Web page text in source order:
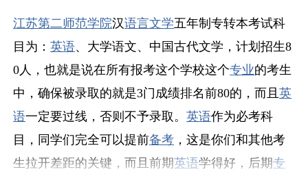
江苏第二师范学院汉语言文学五年制专转本考试科
目为：英语、大学语文、中国古代文学，计划招生8
0人，也就是说在所有报考这个学校这个专业的考生
中，确保被录取的就是3门成绩排名前80的，而且英
语一定要过线，否则不予录取。英语作为必考科
目，同学们完全可以提前备考 ，这是你们和其他考
生拉开差距的关键，而且前期英语学得好，后期专